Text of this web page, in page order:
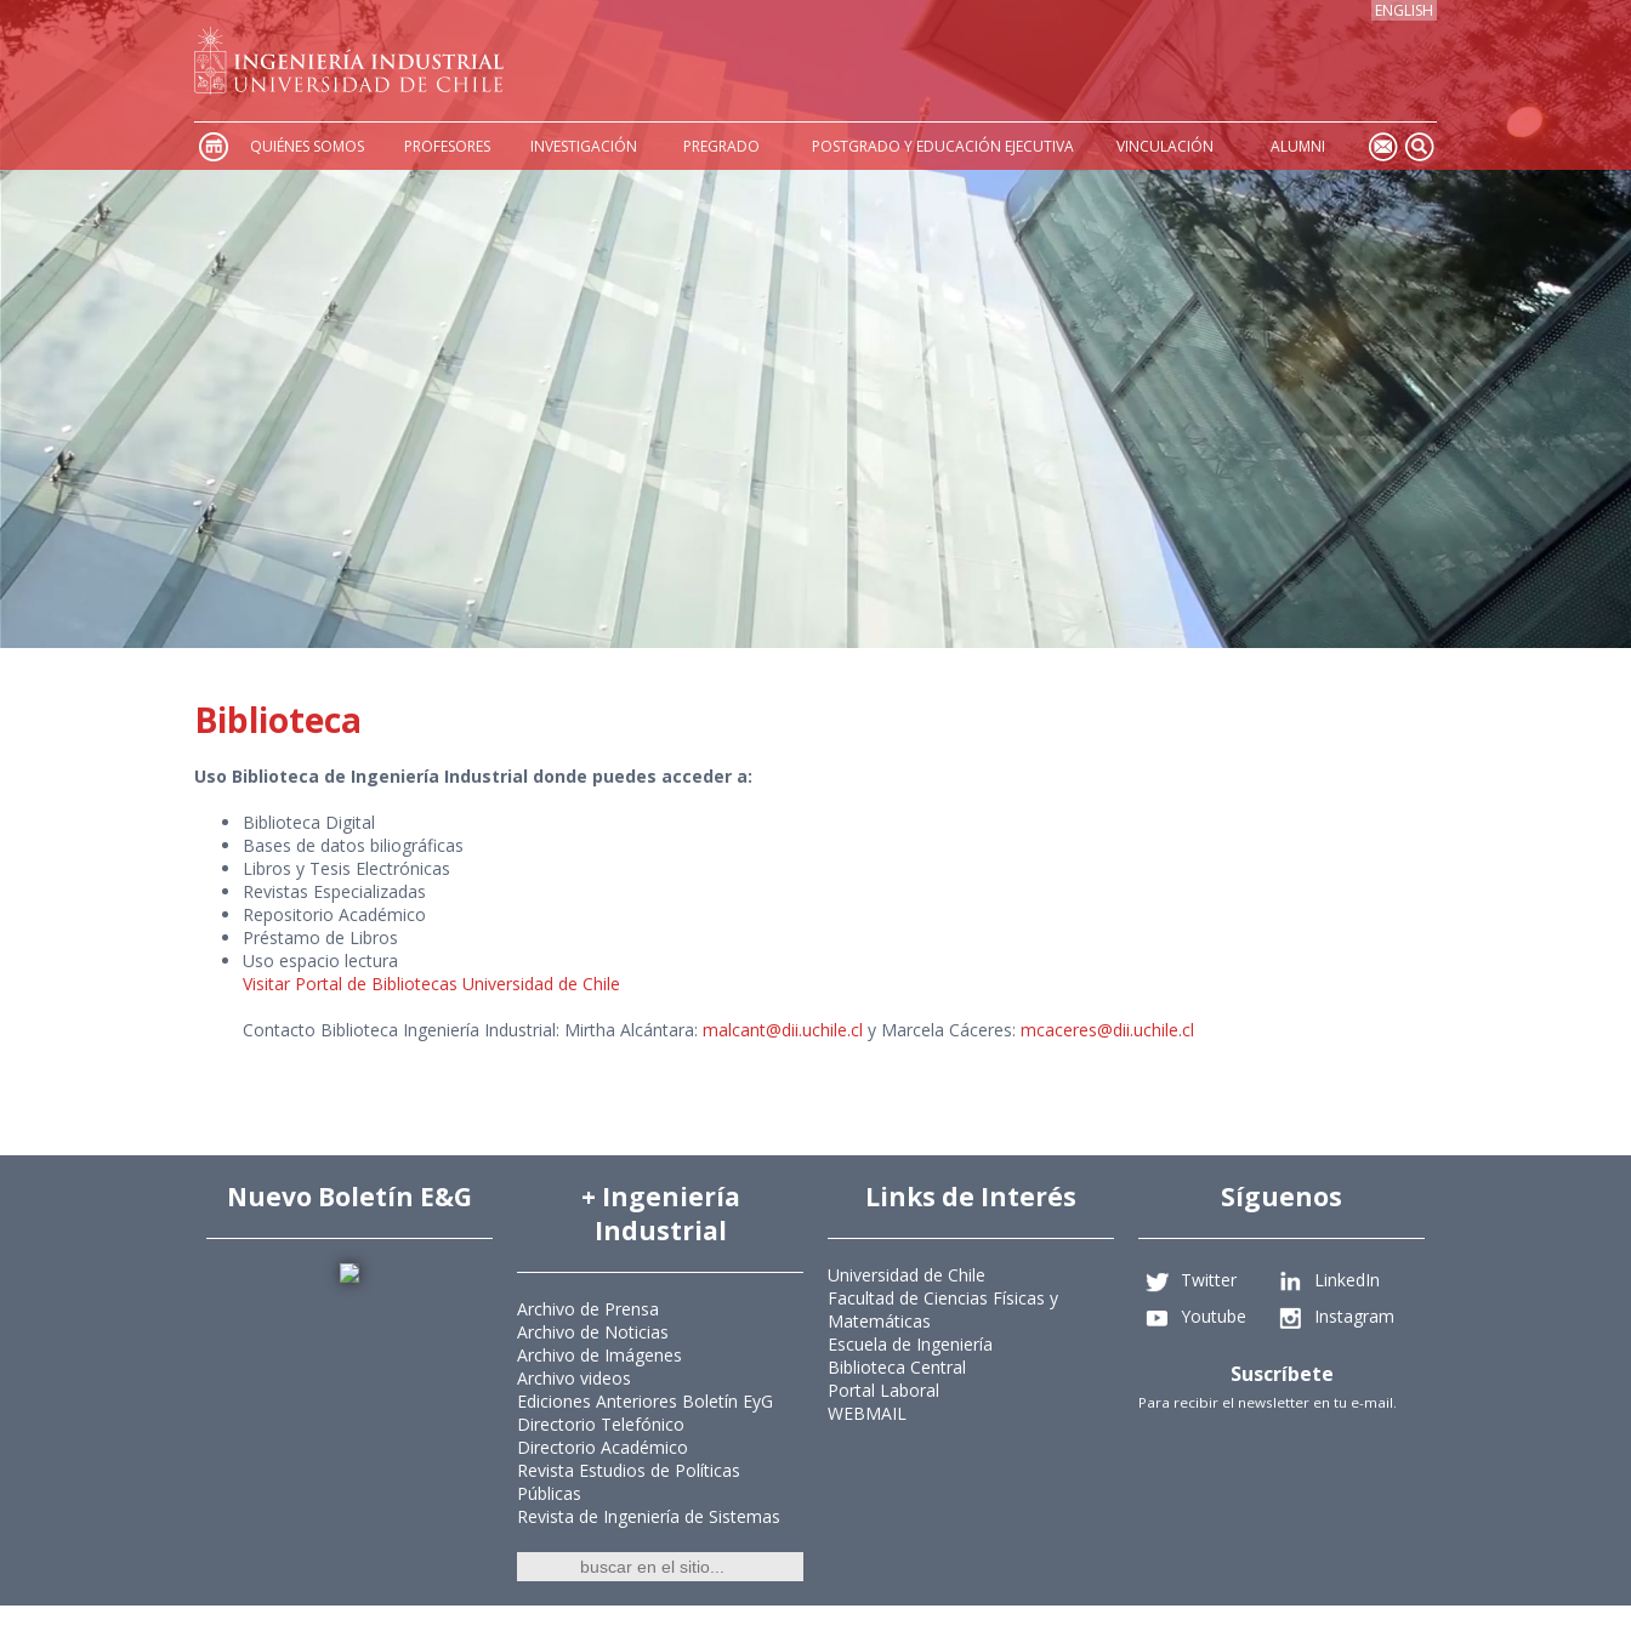
ENGLISH
QUIÉNES SOMOS PROFESORES INVESTIGACIÓN PREGRADO POSTGRADO Y EDUCACIÓN EJECUTIVA VINCULACIÓN ALUMNI
Biblioteca
Uso Biblioteca de Ingeniería Industrial donde puedes acceder a:
Biblioteca Digital
Bases de datos biliográficas
Libros y Tesis Electrónicas
Revistas Especializadas
Repositorio Académico
Préstamo de Libros
Uso espacio lectura
Visitar Portal de Bibliotecas Universidad de Chile
Contacto Biblioteca Ingeniería Industrial: Mirtha Alcántara: malcant@dii.uchile.cl y Marcela Cáceres: mcaceres@dii.uchile.cl
Nuevo Boletín E&G
+ Ingeniería
Industrial
Archivo de Prensa
Archivo de Noticias
Archivo de Imágenes
Archivo videos
Ediciones Anteriores Boletín EyG
Directorio Telefónico
Directorio Académico
Revista Estudios de Políticas
Públicas
Revista de Ingeniería de Sistemas
Links de Interés
Universidad de Chile
Facultad de Ciencias Físicas y
Matemáticas
Escuela de Ingeniería
Biblioteca Central
Portal Laboral
WEBMAIL
Síguenos
Twitter
LinkedIn
Youtube
Instagram
Suscríbete
Para recibir el newsletter en tu e-mail.